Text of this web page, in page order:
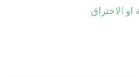
الاختراق